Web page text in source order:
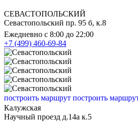
СЕВАСТОПОЛЬСКИЙ
Севастопольский пр. 95 б, к.8
Ежедневно с 8:00 до 22:00
+7 (499) 460-69-84
построить маршрут построить
Калужская
Научный проезд д.14а к.5